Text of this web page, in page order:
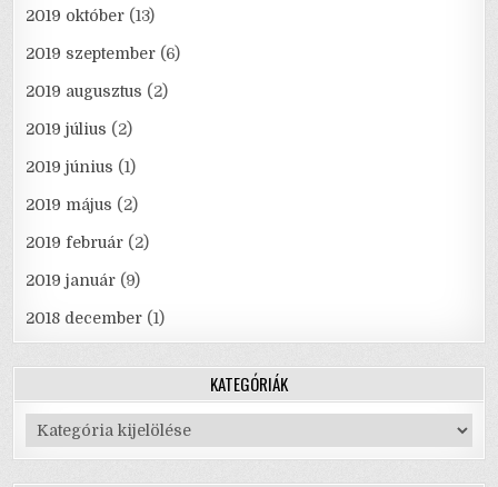
2019 október (13)
2019 szeptember (6)
2019 augusztus (2)
2019 július (2)
2019 június (1)
2019 május (2)
2019 február (2)
2019 január (9)
2018 december (1)
KATEGÓRIÁK
Kategóriák